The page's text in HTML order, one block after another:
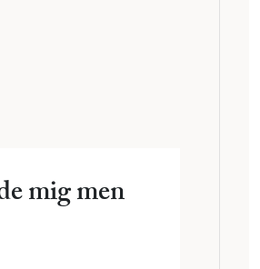
mig men